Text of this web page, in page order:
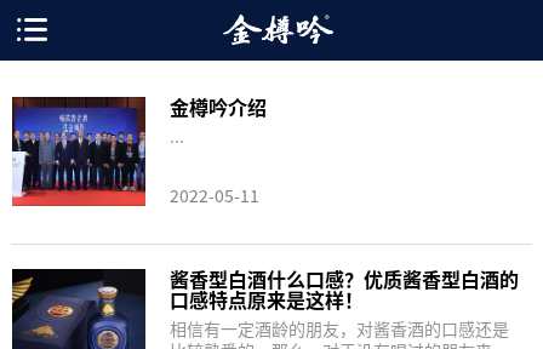
金樽吟介绍
...
2022-05-11
酱香型白酒什么口感？优质酱香型白酒的
口感特点原来是这样！
相信有一定酒龄的朋友，对酱香酒的口感还是